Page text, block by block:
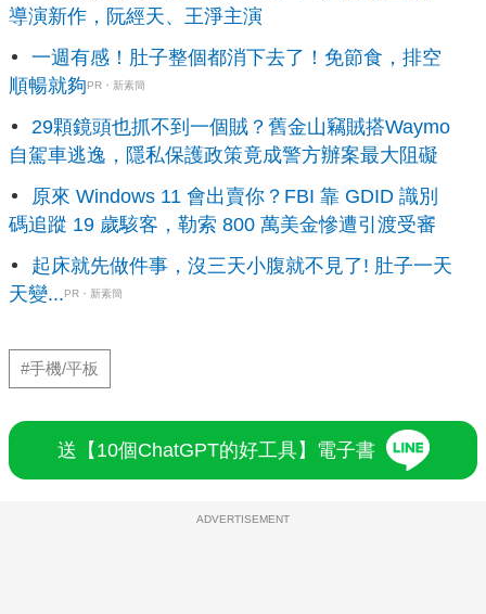
導演新作，阮經天、王淨主演
一週有感！肚子整個都消下去了！免節食，排空
順暢就夠PR・新素簡
29顆鏡頭也抓不到一個賊？舊金山竊賊搭Waymo
自駕車逃逸，隱私保護政策竟成警方辦案最大阻礙
原來 Windows 11 會出賣你？FBI 靠 GDID 識別
碼追蹤 19 歲駭客，勒索 800 萬美金慘遭引渡受審
起床就先做件事，沒三天小腹就不見了! 肚子一天
天變...PR・新素簡
#手機/平板
送【10個ChatGPT的好工具】電子書
ADVERTISEMENT